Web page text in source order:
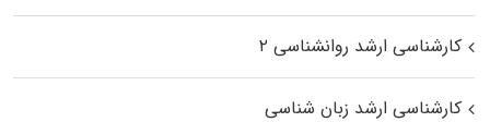
کارشناسی ارشد روانشناسی ۲
کارشناسی ارشد زبان شناسی